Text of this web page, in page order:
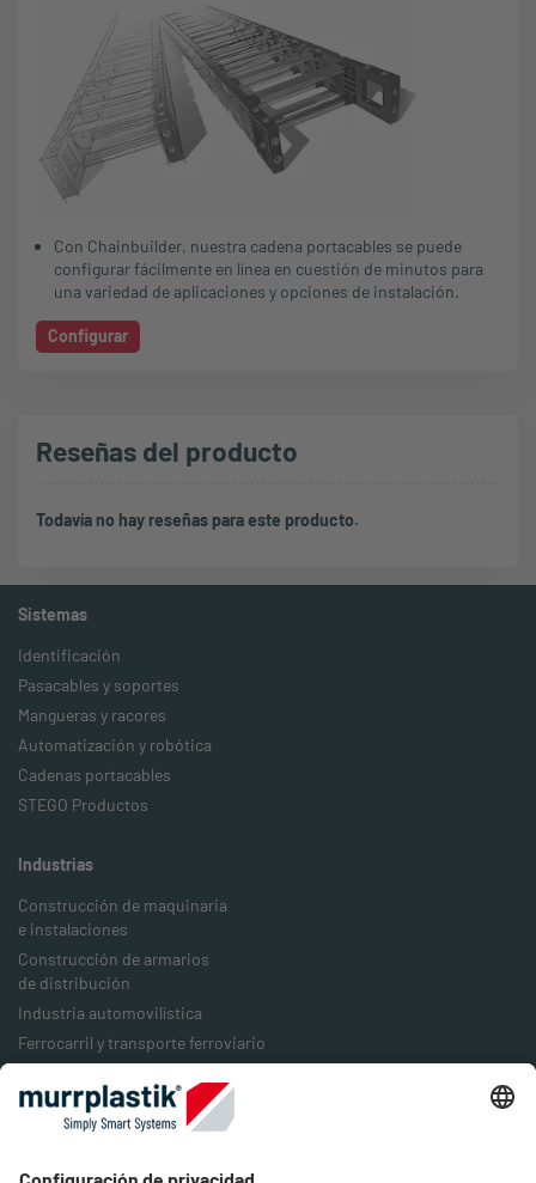
Con Chainbuilder, nuestra cadena portacables se puede
configurar fácilmente en línea en cuestión de minutos para
una variedad de aplicaciones y opciones de instalación.
Configurar
Reseñas del producto
Todavía no hay reseñas para este producto.
Sistemas
Identificación
Pasacables y soportes
Mangueras y racores
Automatización y robótica
Cadenas portacables
STEGO Productos
Industrias
Construcción de maquinaria
e instalaciones
Construcción de armarios
de distribución
Industria automovilística
Ferrocarril y transporte ferroviario
Industria del embalaje
Industria energética